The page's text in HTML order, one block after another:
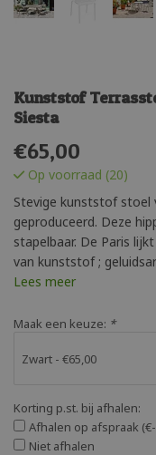
Kunststof
Siesta
€65,00
Op voorraad (20)
Stevige kunststof stoel
geproduceerd. Deze
stapelbaar. De Paris
van kunststof ;
Lees meer
Maak een keuze: *
Korting p.st. bij afhalen:
Afhalen op afspraak
Niet afhalen